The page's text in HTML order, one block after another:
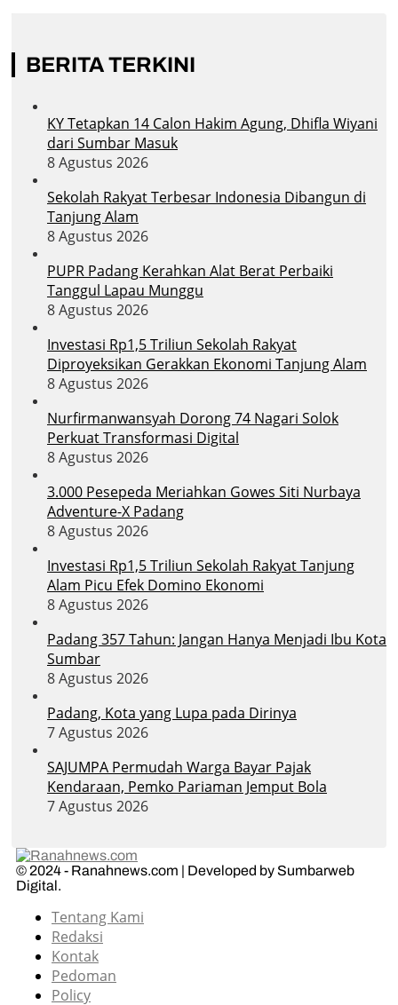
BERITA TERKINI
KY Tetapkan 14 Calon Hakim Agung, Dhifla Wiyani
dari Sumbar Masuk
8 Agustus 2026
Sekolah Rakyat Terbesar Indonesia Dibangun di
Tanjung Alam
8 Agustus 2026
PUPR Padang Kerahkan Alat Berat Perbaiki
Tanggul Lapau Munggu
8 Agustus 2026
Investasi Rp1,5 Triliun Sekolah Rakyat
Diproyeksikan Gerakkan Ekonomi Tanjung Alam
8 Agustus 2026
Nurfirmanwansyah Dorong 74 Nagari Solok
Perkuat Transformasi Digital
8 Agustus 2026
3.000 Pesepeda Meriahkan Gowes Siti Nurbaya
Adventure-X Padang
8 Agustus 2026
Investasi Rp1,5 Triliun Sekolah Rakyat Tanjung
Alam Picu Efek Domino Ekonomi
8 Agustus 2026
Padang 357 Tahun: Jangan Hanya Menjadi Ibu Kota
Sumbar
8 Agustus 2026
Padang, Kota yang Lupa pada Dirinya
7 Agustus 2026
SAJUMPA Permudah Warga Bayar Pajak
Kendaraan, Pemko Pariaman Jemput Bola
7 Agustus 2026
© 2024 - Ranahnews.com | Developed by Sumbarweb
Digital.
Tentang Kami
Redaksi
Kontak
Pedoman
Policy